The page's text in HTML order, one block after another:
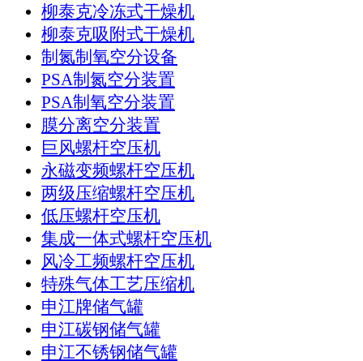
柳泰克冷冻式干燥机
柳泰克吸附式干燥机
制氮制氧空分设备
PSA制氮空分装置
PSA制氧空分装置
膜分离空分装置
巨风螺杆空压机
永磁变频螺杆空压机
两级压缩螺杆空压机
低压螺杆空压机
集成一体式螺杆空压机
风冷工频螺杆空压机
特殊气体工艺压缩机
申江牌储气罐
申江碳钢储气罐
申江不锈钢储气罐